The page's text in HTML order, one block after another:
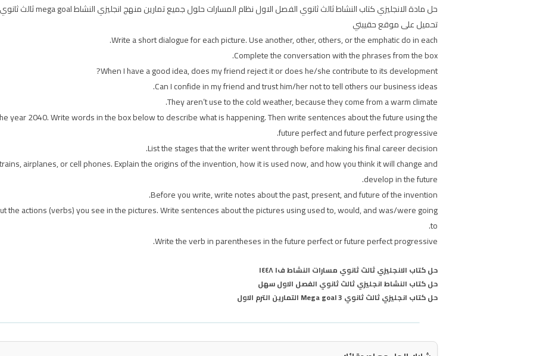
تحميل على موقع حقيبتي
Write a short dialogue for each picture. Use another, other, others, or the emphatic do in each.
Complete the conversation with the phrases from the box.
When I have a good idea, does my friend reject it or does he/she contribute to its development?
Can I confide in my friend and trust him/her not to tell others our business ideas.
They aren’t use to the cold weather, because they come from a warm climate.
year 2040. Write words in the box below to describe what is happening. Then write sentences about the future using the
future perfect and future perfect progressive.
List the stages that the writer went through before making his final career decision.
airplanes, or cell phones. Explain the origins of the invention, how it is used now, and how you think it will change and
develop in the future.
Before you write, write notes about the past, present, and future of the invention.
the actions (verbs) you see in the pictures. Write sentences about the pictures using used to, would, and was/were going
to.
Write the verb in parentheses in the future perfect or future perfect progressive.
حل كتاب الانجليزي ثالث ثانوي مسارات النشاط ف١ ١٤٤٨
حل كتاب النشاط انجليزي ثالث ثانوي الفصل الاول سهل
حل كتاب انجليزي ثالث ثانوي Mega goal 3 التمارين الترم الاول